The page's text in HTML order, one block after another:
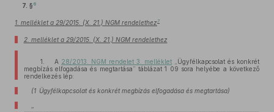
7. § 6
1. melléklet a 29/2015. (X. 21.) NGM rendelethez 7
2. melléklet a 29/2015. (X. 21.) NGM rendelethez
1. A 28/2013. NGM rendelet 3. melléklet „Ügyfélkapcsolat és konkrét
megbízás elfogadása és megtartása” táblázat 1 09 sora helyébe a következő
rendelkezés lép:
(1 Ügyfélkapcsolat és konkrét megbízás elfogadása és megtartása)